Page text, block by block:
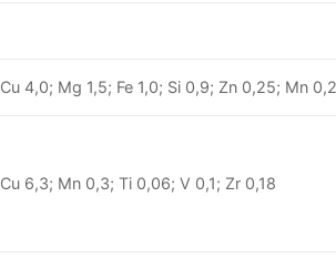
Cu 4,0; Mg 1,5; Fe 1,0; Si 0,9; Zn 0,25; Mn
Cu 6,3; Mn 0,3; Ti 0,06; V 0,1; Zr 0,18